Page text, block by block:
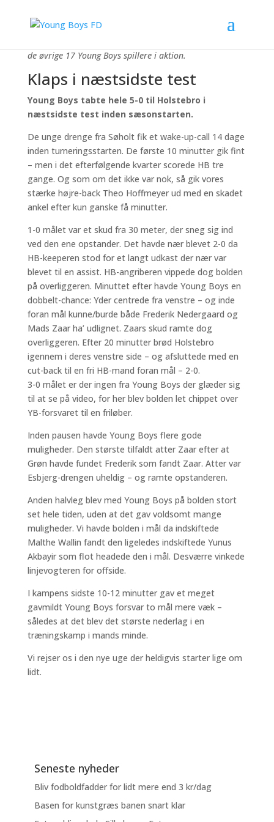
Theo Hoffmeyer blev ankelskadet i en fælles offday for
de øvrige 17 Young Boys spillere i aktion.
Klaps i næstsidste test
Young Boys tabte hele 5-0 til Holstebro i
næstsidste test inden sæsonstarten.
De unge drenge fra Søholt fik et wake-up-call 14 dage
inden turneringsstarten. De første 10 minutter gik fint
– men i det efterfølgende kvarter scorede HB tre
gange. Og som om det ikke var nok, så gik vores
stærke højre-back Theo Hoffmeyer ud med en skadet
ankel efter kun ganske få minutter.
1-0 målet var et skud fra 30 meter, der sneg sig ind
ved den ene opstander. Det havde nær blevet 2-0 da
HB-keeperen stod for et langt udkast der nær var
blevet til en assist. HB-angriberen vippede dog bolden
på overliggeren. Minuttet efter havde Young Boys en
dobbelt-chance: Yder centrede fra venstre – og inde
foran mål kunne/burde både Frederik Nedergaard og
Mads Zaar ha’ udlignet. Zaars skud ramte dog
overliggeren. Efter 20 minutter brød Holstebro
igennem i deres venstre side – og afsluttede med en
cut-back til en fri HB-mand foran mål – 2-0.
3-0 målet er der ingen fra Young Boys der glæder sig
til at se på video, for her blev bolden let chippet over
YB-forsvaret til en friløber.
Inden pausen havde Young Boys flere gode
muligheder. Den største tilfaldt atter Zaar efter at
Grøn havde fundet Frederik som fandt Zaar. Atter var
Esbjerg-drengen uheldig – og ramte opstanderen.
Anden halvleg blev med Young Boys på bolden stort
set hele tiden, uden at det gav voldsomt mange
muligheder. Vi havde bolden i mål da indskiftede
Malthe Wallin fandt den ligeledes indskiftede Yunus
Akbayir som flot headede den i mål. Desværre vinkede
linjevogteren for offside.
I kampens sidste 10-12 minutter gav et meget
gavmildt Young Boys forsvar to mål mere væk –
således at det blev det største nederlag i en
træningskamp i mands minde.
Vi rejser os i den nye uge der heldigvis starter lige om
lidt.
Seneste nyheder
Bliv fodboldfadder for lidt mere end 3 kr/dag
Basen for kunstgræs banen snart klar